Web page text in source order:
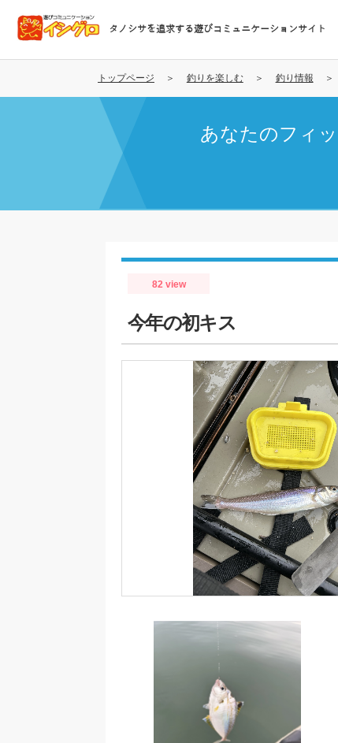
コ
テ
タノシサを追求する遊びコミュニケーションサイト
トップページ 釣りを楽しむ 釣り情報
あなたのフィ
82 view
今年の初キス